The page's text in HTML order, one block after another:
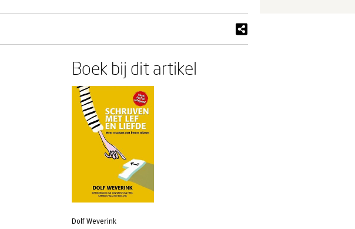
Boek bij dit artikel
Dolf Weverink